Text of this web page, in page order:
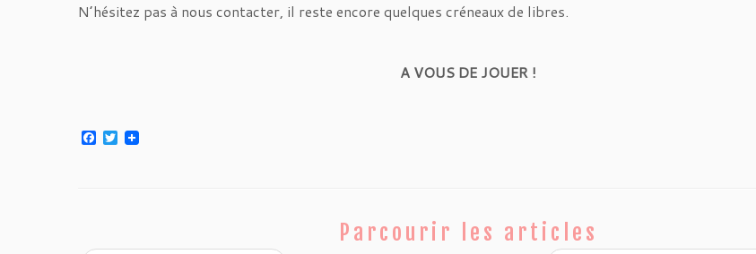
N’hésitez pas à nous contacter, il reste encore quelques créneaux de libres.
A VOUS DE JOUER !
F T
w
Parcourir les articles